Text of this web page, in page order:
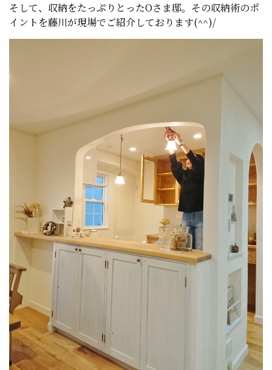
そして、収納をたっぷりとったOさま邸。その収納術のポ
イントを藤川が現場でご紹介しております(^^)/